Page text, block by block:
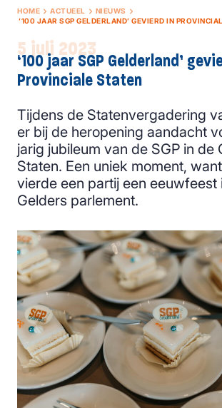
HOME ACTUEEL
NIEUWS
‘100 JAAR SGP GELDERLAND’ GEVIERD IN
5 juli 2023
‘100 jaar SGP Gelderland’
Provinciale Staten
Tijdens de Statenvergadering
er bij de heropening aandacht
jarig jubileum van de SGP in de
Staten. Een uniek moment,
vierde een partij een eeuwfeest
Gelders parlement.